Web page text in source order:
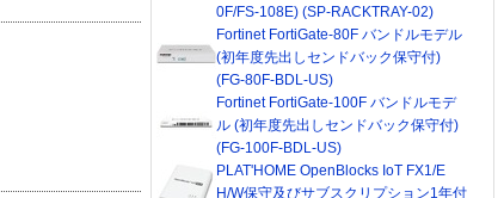
0F/FS-108E) (SP-RACKTRAY-02)
Fortinet FortiGate-80F バンドルモデル
(初年度先出しセンドバック保守付)
(FG-80F-BDL-US)
Fortinet FortiGate-100F バンドルモデ
ル (初年度先出しセンドバック保守付)
(FG-100F-BDL-US)
PLAT'HOME OpenBlocks IoT FX1/E
H/W保守及びサブスクリプション1年付